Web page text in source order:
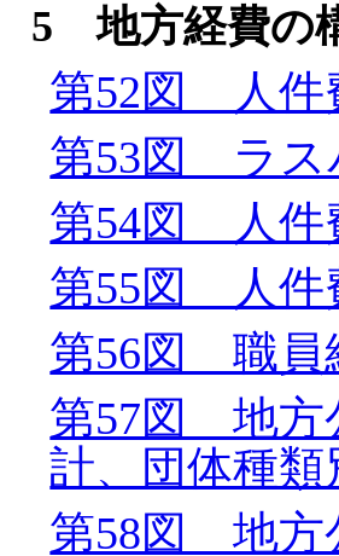
5 地方経費の
第52図 人件
第53図 ラス
第54図 人件
第55図 人件
第56図 職員
第57図 地方
計、団体種
第58図 地方